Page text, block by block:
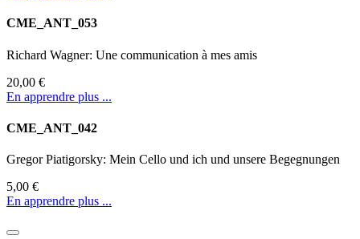
CME_ANT_053
Richard Wagner: Une communication à mes amis
20,00 €
En apprendre plus ...
CME_ANT_042
Gregor Piatigorsky: Mein Cello und ich und unsere Begegnungen
5,00 €
En apprendre plus ...